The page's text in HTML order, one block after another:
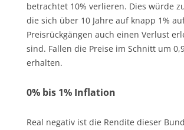
betrachtet 10% verlieren. Dies würde
die sich über 10 Jahre auf knapp 1%
Preisrückgängen auch einen Verlust
sind. Fallen die Preise im Schnitt um
erhalten.
0% bis 1% Inflation
Real negativ ist die Rendite dieser